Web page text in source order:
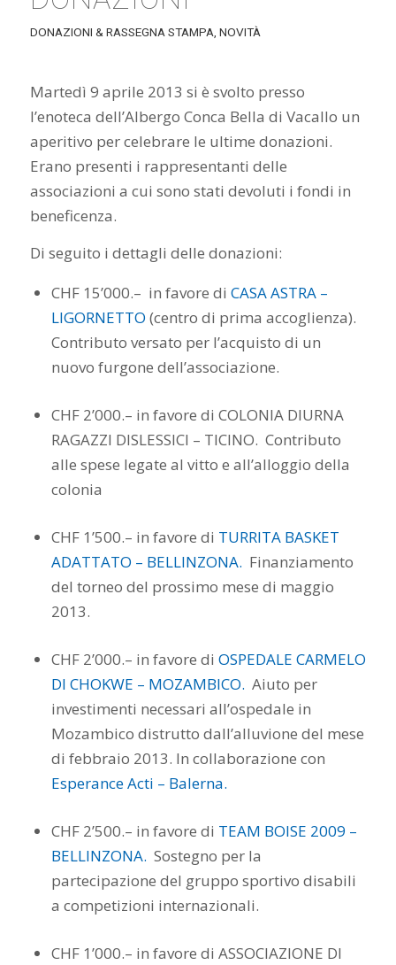
DONAZIONI & RASSEGNA STAMPA NOVITÀ
Martedì 9 aprile 2013 si è svolto presso
l’enoteca dell’Albergo Conca Bella di Vacallo un
aperitivo per celebrare le ultime donazioni.
Erano presenti i rappresentanti delle
associazioni a cui sono stati devoluti i fondi in
beneficenza.
Di seguito i dettagli delle donazioni:
CHF 15’000.– in favore di CASA ASTRA –
LIGORNETTO (centro di prima accoglienza).
Contributo versato per l’acquisto di un
nuovo furgone dell’associazione.
CHF 2’000.– in favore di COLONIA DIURNA
RAGAZZI DISLESSICI – TICINO. Contributo
alle spese legate al vitto e all’alloggio della
colonia
CHF 1’500.– in favore di TURRITA BASKET
ADATTATO – BELLINZONA. Finanziamento
del torneo del prossimo mese di maggio
2013.
CHF 2’000.– in favore di OSPEDALE CARMELO
DI CHOKWE – MOZAMBICO. Aiuto per
investimenti necessari all’ospedale in
Mozambico distrutto dall’alluvione del mese
di febbraio 2013. In collaborazione con
Esperance Acti – Balerna.
CHF 2’500.– in favore di TEAM BOISE 2009 –
BELLINZONA. Sostegno per la
partecipazione del gruppo sportivo disabili
a competizioni internazionali.
CHF 1’000.– in favore di ASSOCIAZIONE DI